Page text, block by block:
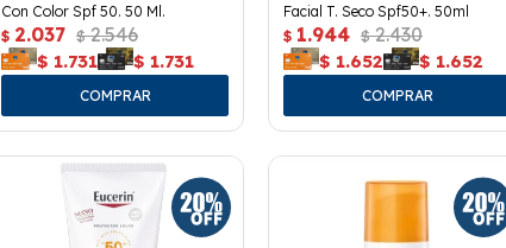
Con Color Spf 50. 50 Ml.
$ 2.037 $ 2.546
$ 1.731 $ 1.731
Facial T. Seco Spf50+. 50ml
$ 1.944 $ 2.430
$ 1.652 $ 1.652